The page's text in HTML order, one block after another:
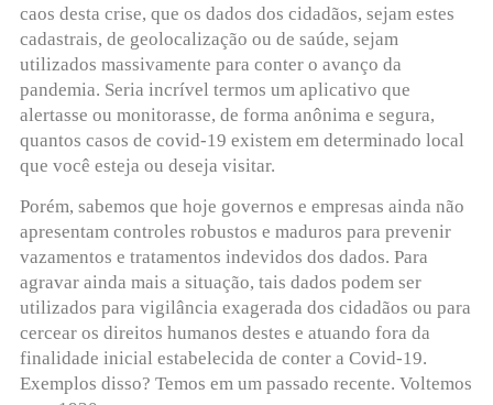
caos desta crise, que os dados dos cidadãos, sejam estes
cadastrais, de geolocalização ou de saúde, sejam
utilizados massivamente para conter o avanço da
pandemia. Seria incrível termos um aplicativo que
alertasse ou monitorasse, de forma anônima e segura,
quantos casos de covid-19 existem em determinado local
que você esteja ou deseja visitar.
Porém, sabemos que hoje governos e empresas ainda não
apresentam controles robustos e maduros para prevenir
vazamentos e tratamentos indevidos dos dados. Para
agravar ainda mais a situação, tais dados podem ser
utilizados para vigilância exagerada dos cidadãos ou para
cercear os direitos humanos destes e atuando fora da
finalidade inicial estabelecida de conter a Covid-19.
Exemplos disso? Temos em um passado recente. Voltemos